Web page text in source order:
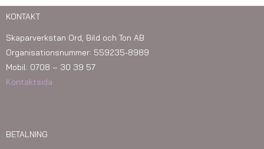
KONTAKT
Skaparverkstan Ord, Bild och Ton AB
Organisationsnummer: 559235-8989
Mobil: 0708 – 30 39 57
Kontaktsida
BETALNING